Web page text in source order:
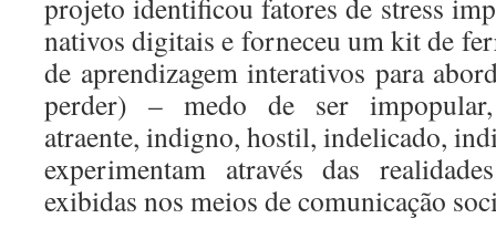
projeto identificou fatores de stress
nativos digitais e forneceu um kit de
de aprendizagem interativos para
perder) – medo de ser impopular,
atraente, indigno, hostil, indelicado,
experimentam através das
exibidas nos meios de comunicação